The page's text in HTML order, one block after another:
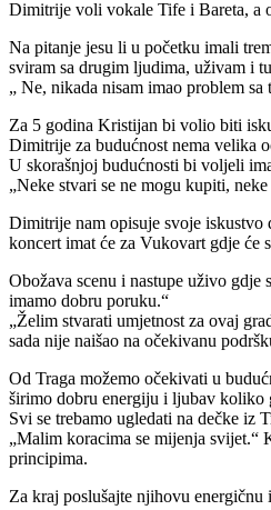
Dimitrije voli vokale Tife i Bareta, a
Na pitanje jesu li u početku imali
sviram sa drugim ljudima, uživam i
„ Ne, nikada nisam imao problem
Za 5 godina Kristijan bi volio biti
Dimitrije za budućnost nema velika
U skorašnjoj budućnosti bi voljeli
„Neke stvari se ne mogu kupiti,
Dimitrije nam opisuje svoje
koncert imat će za Vukovart gdje
Obožava scenu i nastupe uživo
imamo dobru poruku.“
„Želim stvarati umjetnost za ovaj
sada nije naišao na očekivanu
Od Traga možemo očekivati u
širimo dobru energiju i ljubav koliko
Svi se trebamo ugledati na dečke iz
„Malim koracima se mijenja svijet.“
principima.
Za kraj poslušajte njihovu energičnu